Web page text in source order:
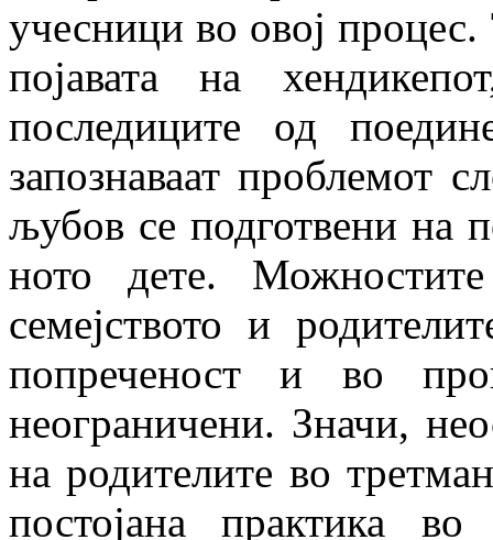
учесници во овој
појавата на
последиците од
запознаваат проблемот
љубов се подготвени на
ното дете.
семејството и
попреченост и во
неограничени. Значи,
на родите­лите во
постојана практика